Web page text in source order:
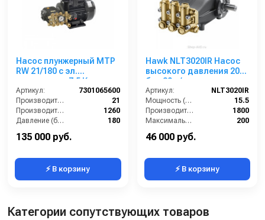
Насос плунжерный MTP
RW 21/180 с эл.
двигателем 7,5 Квт
220/380 В
Артикул:
7301065600
Производительность (л/мин):
21
Производительность (л/ч):
1260
Давление (бар):
180
135 000 руб.
⚡ В корзину
Hawk NLT3020IR Насос
высокого давления 200
бар 30 л/мин
Артикул:
NLT3020IR
Мощность (л/с):
15.5
Производительность (л/ч):
1800
Максимальное давление воды (бар):
200
46 000 руб.
⚡ В корзину
Категории сопутствующих товаров